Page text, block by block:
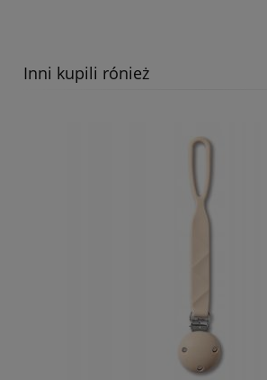
Inni kupili rónież